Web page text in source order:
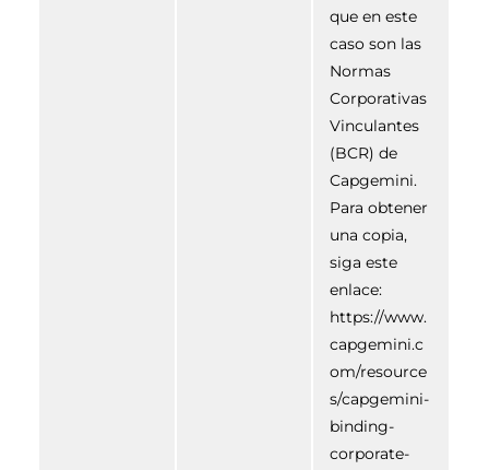
que en este
caso son las
Normas
Corporativas
Vinculantes
(BCR) de
Capgemini.
Para obtener
una copia,
siga este
enlace:
https://www.
capgemini.c
om/resource
s/capgemini-
binding-
corporate-